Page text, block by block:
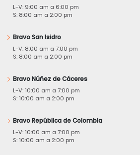
L-V: 9:00 am a 6:00 pm
S: 8:00 am a 2:00 pm
Bravo San Isidro
L-V: 8:00 am a 7:00 pm
S: 8:00 am a 2:00 pm
Bravo Núñez de Cáceres
L-V: 10:00 am a 7:00 pm
S: 10:00 am a 2:00 pm
Bravo República de Colombia
L-V: 10:00 am a 7:00 pm
S: 10:00 am a 2:00 pm